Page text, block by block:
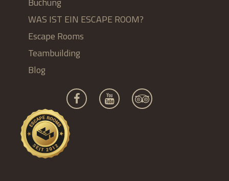
WAS IST EIN ESCAPE ROOM?
Escape Rooms
Teambuilding
Blog